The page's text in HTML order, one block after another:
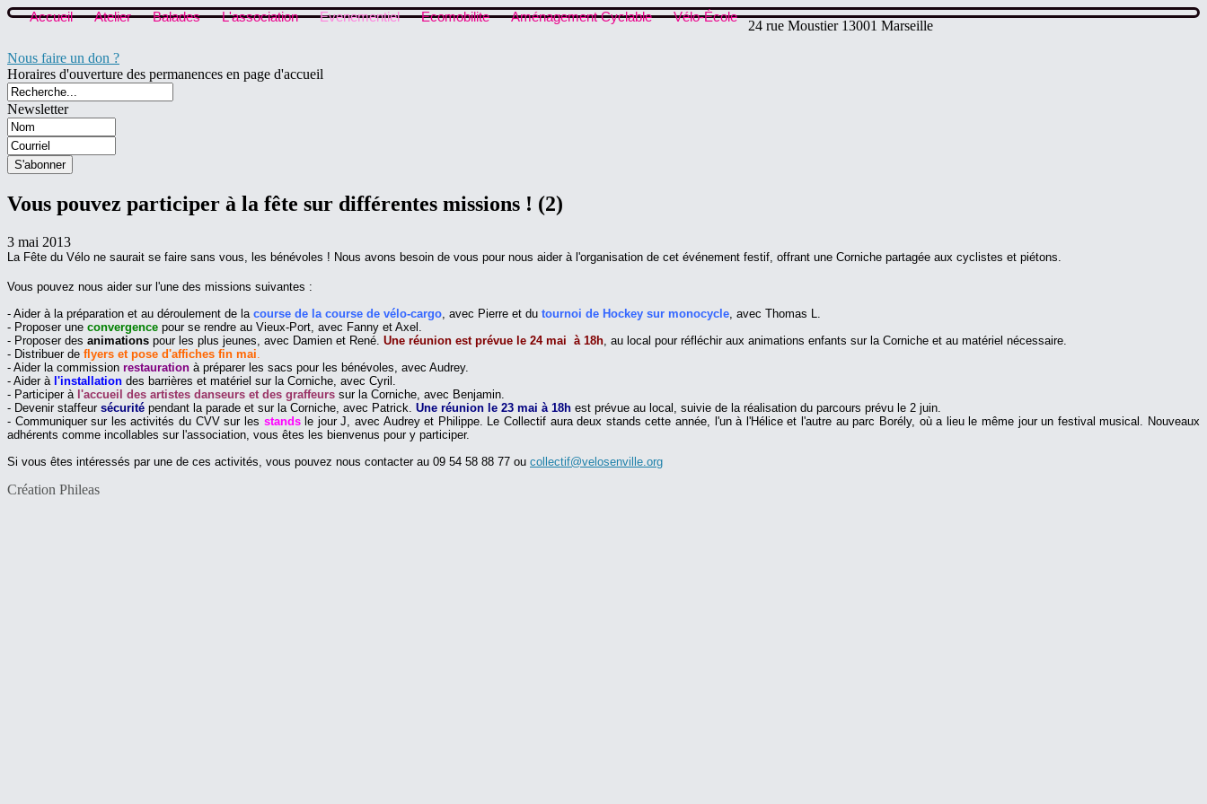
Accueil Atelier Balades L'association Evenementiel Ecomobilite Aménagement Cyclable Vélo-École
24 rue Moustier 13001 Marseille
Nous faire un don ?
Horaires d'ouverture des permanences en page d'accueil
Newsletter
Vous pouvez participer à la fête sur différentes missions ! (2)
3 mai 2013
La Fête du Vélo ne saurait se faire sans vous, les bénévoles ! Nous avons besoin de vous pour nous aider à l'organisation de cet événement festif, offrant une Corniche partagée aux cyclistes et piétons.
Vous pouvez nous aider sur l'une des missions suivantes :
- Aider à la préparation et au déroulement de lacourse de la course de vélo-cargo, avec Pierre et du tournoi de Hockey sur monocycle, avec Thomas L.
- Proposer une convergence pour se rendre au Vieux-Port, avec Fanny et Axel.
- Proposer des animations pour les plus jeunes, avec Damien et René. Une réunion est prévue le 24 mai à 18h, au local pour réfléchir aux animations enfants sur la Corniche et au matériel nécessaire.
- Distribuer de flyers et pose d'affiches fin mai.
- Aider la commission restauration à préparer les sacs pour les bénévoles, avec Audrey.
- Aider à l'installation des barrières et matériel sur la Corniche, avec Cyril.
- Participer à l'accueil des artistes danseurs et des graffeurs sur la Corniche, avec Benjamin.
- Devenir staffeur sécurité pendant la parade et sur la Corniche, avec Patrick. Une réunion le 23 mai à 18h est prévue au local, suivie de la réalisation du parcours prévu le 2 juin.
- Communiquer sur les activités du CVV sur les standsle jour J, avec Audrey et Philippe. Le Collectif aura deux stands cette année, l'un à l'Hélice et l'autre au parc Borély, où a lieu le même jour un festival musical. Nouveaux
adhérents comme incollables sur l'association, vous êtes les bienvenus pour y participer.
Si vous êtes intéressés par une de ces activités, vous pouvez nous contacter au 09 54 58 88 77 ou collectif@velosenville.org
Création Phileas